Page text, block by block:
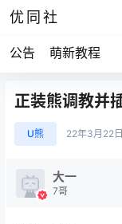
优同社
公告 萌新教程
正装熊调教并
U熊 22年3月22日
大一
7哥